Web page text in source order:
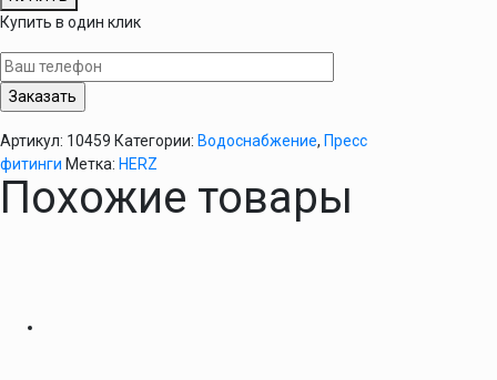
Пресс-
соединение
с
внутренней
резьбой
1"
HERZ
Купить в один клик
Артикул: 10459 Категории: Водоснабжение, Пресс
фитинги Метка: HERZ
Похожие товары